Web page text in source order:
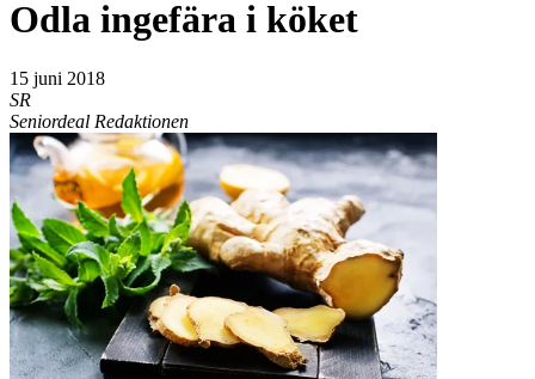
Odla ingefära i köket
15 juni 2018
SR
Seniordeal Redaktionen